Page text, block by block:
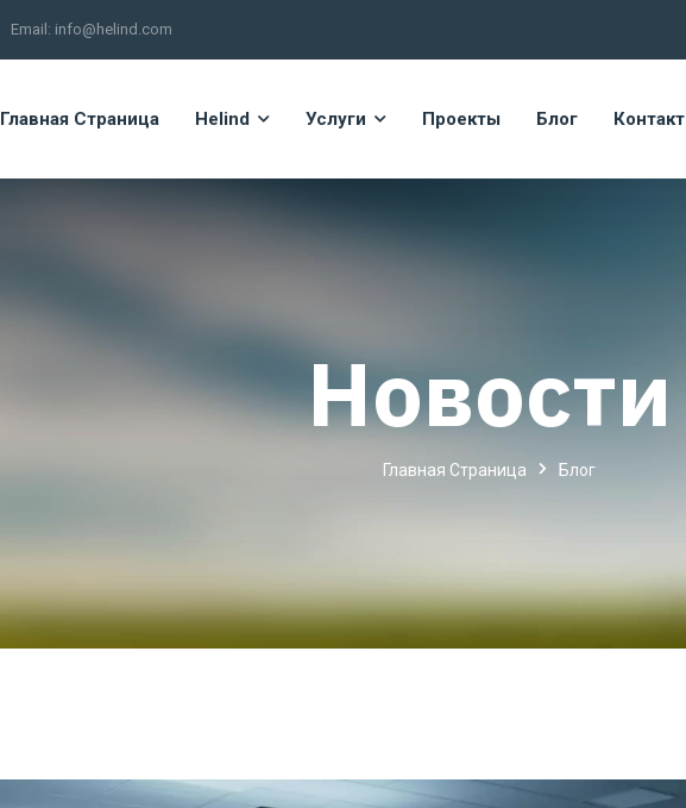
Email: info@helind.com
Главная Страница Helind Услуги Проекты Блог Контакт
Новости
Главная Страница Блог